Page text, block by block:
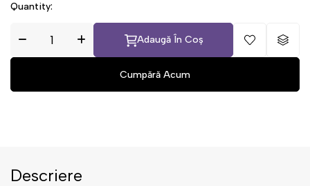
Quantity:
Adaugă În Coș
Descriere